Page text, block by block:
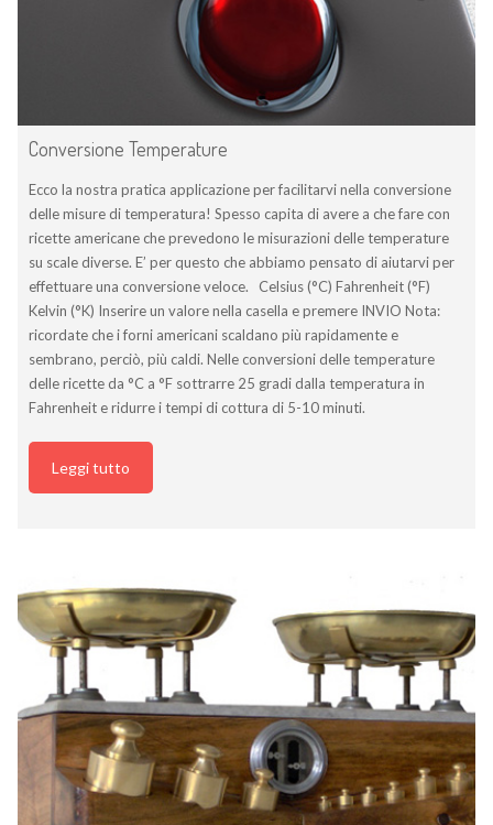
Conversione Temperature
Ecco la nostra pratica applicazione per facilitarvi nella conversione
delle misure di temperatura! Spesso capita di avere a che fare con
ricette americane che prevedono le misurazioni delle temperature
su scale diverse. E’ per questo che abbiamo pensato di aiutarvi per
effettuare una conversione veloce. Celsius (°C) Fahrenheit (°F)
Kelvin (°K) Inserire un valore nella casella e premere INVIO Nota:
ricordate che i forni americani scaldano più rapidamente e
sembrano, perciò, più caldi. Nelle conversioni delle temperature
delle ricette da °C a °F sottrarre 25 gradi dalla temperatura in
Fahrenheit e ridurre i tempi di cottura di 5-10 minuti.
Leggi tutto